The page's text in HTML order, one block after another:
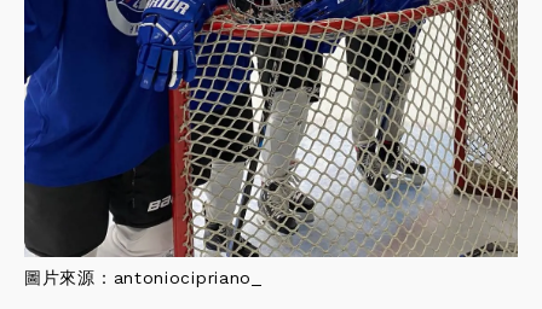
圖片來源： antoniocipriano_